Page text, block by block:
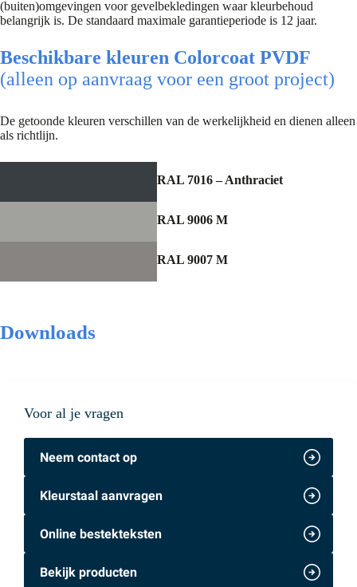
(buiten)omgevingen voor gevelbekledingen waar kleurbehoud
belangrijk is. De standaard maximale garantieperiode is 12 jaar.
Beschikbare kleuren Colorcoat PVDF
(alleen op aanvraag voor een groot project)
De getoonde kleuren verschillen van de werkelijkheid en dienen alleen
als richtlijn.
RAL 7016 – Anthraciet
RAL 9006 M
RAL 9007 M
Downloads
Voor al je vragen
Neem contact op
Kleurstaal aanvragen
Online bestekteksten
Bekijk producten